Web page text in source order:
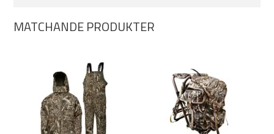
MATCHANDE PRODUKTER